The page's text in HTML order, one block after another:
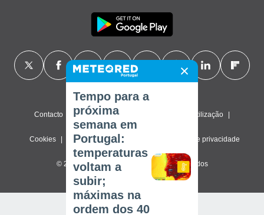
Contacto Sobre nós Termos de utilização
Cookies Política de privacidade Definições de privacidade
© 2026 Meteored. Todos os direitos reservados
Tempo para a
próxima
semana em
Portugal:
temperaturas
voltam a
subir;
máximas na
ordem dos 40